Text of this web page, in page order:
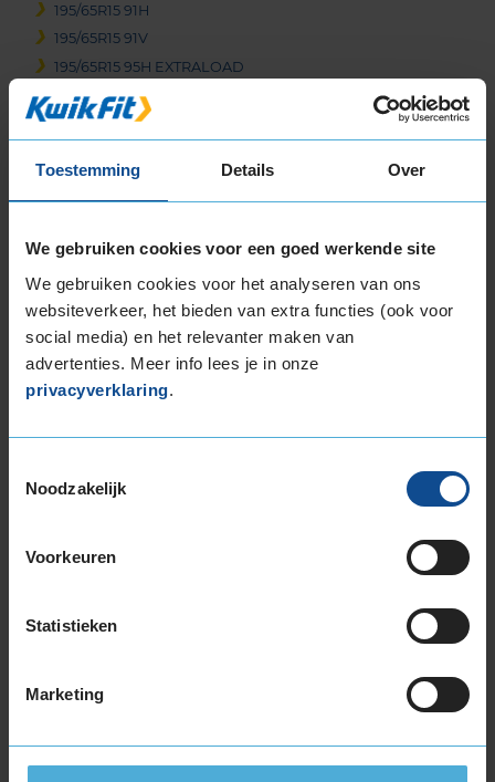
Toestemming Details Over
We gebruiken cookies voor een goed werkende site
We gebruiken cookies voor het analyseren van ons
websiteverkeer, het bieden van extra functies (ook voor
social media) en het relevanter maken van
advertenties. Meer info lees je in onze
privacyverklaring.
Noodzakelijk
Voorkeuren
Statistieken
Marketing
195/65R15 91H
195/65R15 91V
195/65R15 95H EXTRALOAD
205/60R15 91V
205/60R15 91V
205/70R15 96T
185/50R16 81H
195/50R16 88V EXTRALOAD
195/55R16 87V
195/55R16 91H EXTRALOAD
205/45R16 83H
205/55R16 94V EXTRALOAD
205/60R16 96H EXTRALOAD
215/45R16 90V EXTRALOAD
215/55R16 97W EXTRALOAD
215/65R16 102V EXTRALOAD